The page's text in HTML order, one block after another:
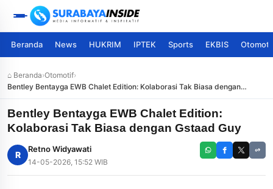
Beranda News HUKRIM IPTEK Sports EKBIS
⌂ Beranda›Otomotif›
Bentley Bentayga EWB Chalet Edition: Kolaborasi Tak Biasa dengan
Gstaad Guy
Bentley Bentayga EWB Chalet Edition:
Kolaborasi Tak Biasa dengan Gstaad Guy
R
Retno Widyawati
14-05-2026, 15:52 WIB